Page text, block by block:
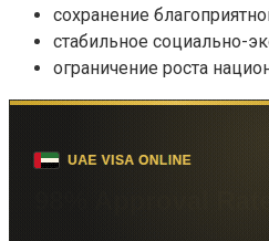
сохранение
стабильное социально-
ограничение роста